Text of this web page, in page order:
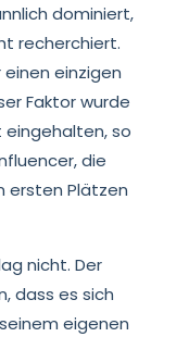
dominiert,
recherchiert.
einzigen
Faktor wurde
so
die
ersten Plätzen
nicht. Der
dass es sich
eigenen